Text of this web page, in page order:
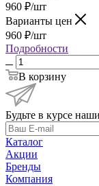
960 ₽/шт
Варианты цен
960 ₽/шт
Подробности
В корзину
Будьте в курсе
Каталог
Акции
Бренды
Компания